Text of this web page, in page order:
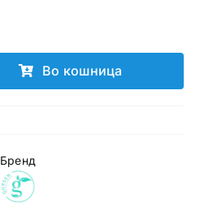
Во кошница
Бренд